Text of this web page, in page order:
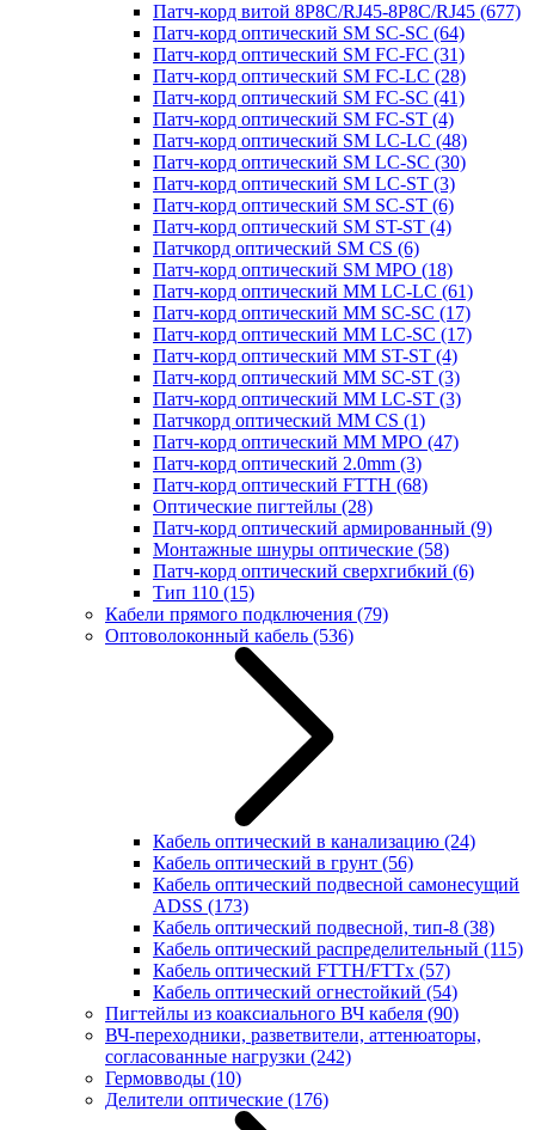
Патч-корд витой 8P8C/RJ45-8P8C/RJ45 (677)
Патч-корд оптический SM SC-SC (64)
Патч-корд оптический SM FC-FC (31)
Патч-корд оптический SM FC-LC (28)
Патч-корд оптический SM FC-SC (41)
Патч-корд оптический SM FC-ST (4)
Патч-корд оптический SM LC-LC (48)
Патч-корд оптический SM LC-SC (30)
Патч-корд оптический SM LC-ST (3)
Патч-корд оптический SM SC-ST (6)
Патч-корд оптический SM ST-ST (4)
Патчкорд оптический SM CS (6)
Патч-корд оптический SM MPO (18)
Патч-корд оптический MM LC-LC (61)
Патч-корд оптический MM SC-SC (17)
Патч-корд оптический MM LC-SC (17)
Патч-корд оптический MM ST-ST (4)
Патч-корд оптический MM SC-ST (3)
Патч-корд оптический MM LC-ST (3)
Патчкорд оптический MM CS (1)
Патч-корд оптический MM MPO (47)
Патч-корд оптический 2.0mm (3)
Патч-корд оптический FTTH (68)
Оптические пигтейлы (28)
Патч-корд оптический армированный (9)
Монтажные шнуры оптические (58)
Патч-корд оптический сверхгибкий (6)
Тип 110 (15)
Кабели прямого подключения (79)
Оптоволоконный кабель (536)
Кабель оптический в канализацию (24)
Кабель оптический в грунт (56)
Кабель оптический подвесной самонесущий
ADSS (173)
Кабель оптический подвесной, тип-8 (38)
Кабель оптический распределительный (115)
Кабель оптический FTTH/FTTx (57)
Кабель оптический огнестойкий (54)
Пигтейлы из коаксиального ВЧ кабеля (90)
ВЧ-переходники, разветвители, аттенюаторы,
согласованные нагрузки (242)
Гермовводы (10)
Делители оптические (176)